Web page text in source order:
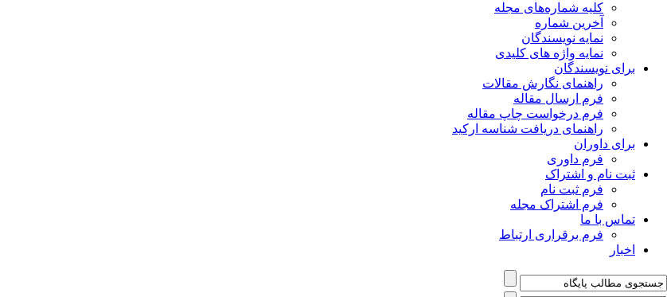
کلیه شماره‌های مجله
آخرین شماره
نمایه نویسندگان
نمایه واژه های کلیدی
برای نویسندگان
راهنمای نگارش مقالات
فرم ارسال مقاله
فرم درخواست چاپ مقاله
راهنمای دریافت شناسه ارکید
برای داوران
فرم داوری
ثبت نام و اشتراک
فرم ثبت نام
فرم اشتراک مجله
تماس با ما
فرم برقراری ارتباط
اخبار